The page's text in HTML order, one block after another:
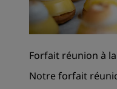
Forfait réunion à
Notre forfait